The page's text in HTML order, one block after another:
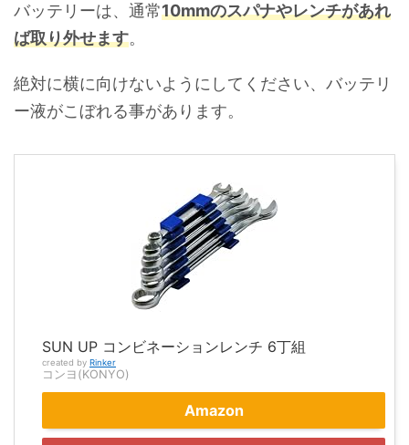
バッテリーは、通常10mmのスパナやレンチがあれ
ば取り外せます。
絶対に横に向けないようにしてください、バッテリ
ー液がこぼれる事があります。
SUN UP コンビネーションレンチ 6丁組
created by Rinker
コンヨ(KONYO)
Amazon